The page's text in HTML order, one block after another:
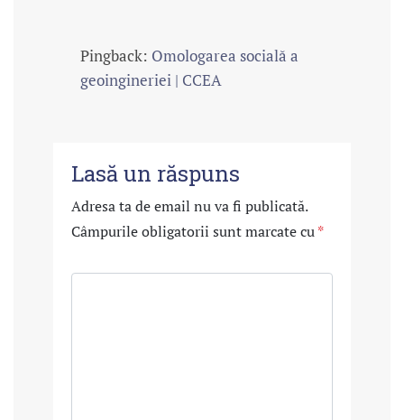
Pingback: Omologarea socială a
geoingineriei | CCEA
Lasă un răspuns
Adresa ta de email nu va fi publicată.
Câmpurile obligatorii sunt marcate cu*